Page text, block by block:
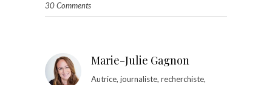
30 Comments
Marie-Julie Gagnon
Autrice, journaliste, recherchiste,